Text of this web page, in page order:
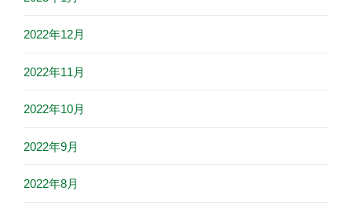
2022年12月
2022年11月
2022年10月
2022年9月
2022年8月